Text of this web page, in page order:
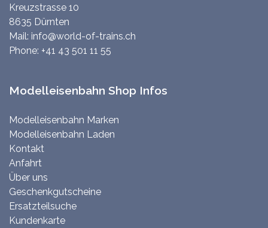
Kreuzstrasse 10
8635 Dürnten
Mail: info@world-of-trains.ch
Phone: +41 43 501 11 55
Modelleisenbahn Shop Infos
Modelleisenbahn Marken
Modelleisenbahn Laden
Kontakt
Anfahrt
Über uns
Geschenkgutscheine
Ersatzteilsuche
Kundenkarte